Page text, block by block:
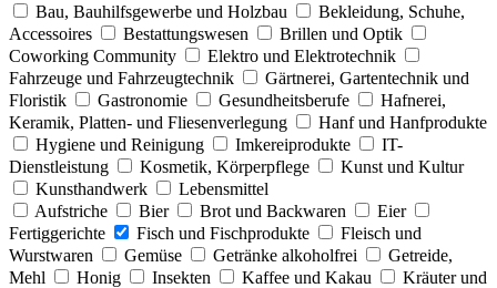
Bau, Bauhilfsgewerbe und Holzbau
Bekleidung, Schuhe,
Accessoires
Bestattungswesen
Brillen und Optik
Coworking Community
Elektro und Elektrotechnik
Fahrzeuge und Fahrzeugtechnik
Gärtnerei, Gartentechnik und
Floristik
Gastronomie Gesundheitsberufe
Hafnerei,
Keramik, Platten- und Fliesenverlegung
Hanf und Hanfprodukte
Hygiene und Reinigung
Imkereiprodukte
IT-
Dienstleistung
Kosmetik, Körperpflege
Kunst und Kultur
Kunsthandwerk
Lebensmittel
Aufstriche
Bier Brot und Backwaren
Eier
Fertiggerichte
Fisch und Fischprodukte
Fleisch und
Wurstwaren
Gemüse Getränke alkoholfrei
Getreide,
Mehl
Honig Insekten Kaffee und Kakau
Kräuter und